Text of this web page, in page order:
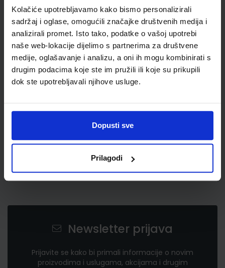
Kolačiće upotrebljavamo kako bismo personalizirali
sadržaj i oglase, omogućili značajke društvenih medija i
analizirali promet. Isto tako, podatke o vašoj upotrebi
naše web-lokacije dijelimo s partnerima za društvene
medije, oglašavanje i analizu, a oni ih mogu kombinirati s
drugim podacima koje ste im pružili ili koje su prikupili
dok ste upotrebljavali njihove usluge.
Dopusti sve
Prilagodi
1,11 €
Newsletter prijava
Prijavite se kako bi primali informacije o novim
proizvodima i uslugama, akcijama i drugim